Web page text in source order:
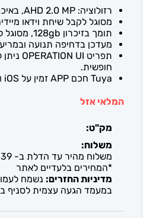
₪1299.
₪1199.
רזולוציה: AHD 2.0 MP, באיכות צפייה FULL HD 1080P.
מסוגל לקבל שיחת וידאו
תומך בזיכרון 128gb, מסוגל להפעיל קטעי וידאו מ-SMART APP.
מעדכן בדחיפה תנועה
חופשית.
Tuya חכם APP זמין על iOS וטלפונים אנדרואיד
המלאי אזל
מק"ט:
משלוח:
משלוח מהיר עד הדלת ב- 39 ש"ח. עד 2-5 ימי עסקים / איסוף חינם מבית העסק
*המחירים בלעדיים לאתר
מדיניות החזרים: נשמח
במעמד הגעה עצמית לסניף